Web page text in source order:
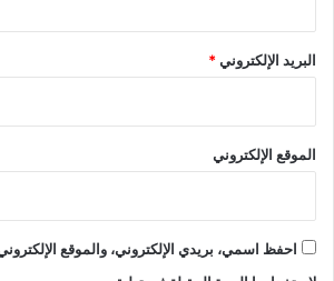
البريد الإلكتروني*
الموقع الإلكتروني
احفظ اسمي، بريدي الإلكتروني، والموقع